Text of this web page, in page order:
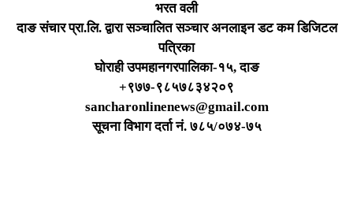
भरत वली
दाङ संचार प्रा.लि. द्वारा सञ्चालित सञ्चार अनलाइन डट कम डिजिटल
पत्रिका
घोराही उपमहानगरपालिका-१५, दाङ
+९७७-९८५७८३४२०९
sancharonlinenews@gmail.com
सूचना विभाग दर्ता न‌ं. ७८५/०७४-७५